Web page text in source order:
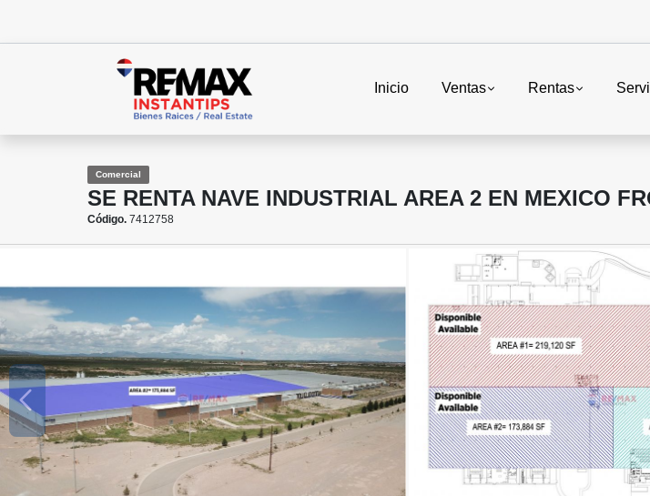
Inicio Ventas Rentas
Comercial
SE RENTA NAVE INDUSTRIAL AREA 2 EN MEXICO
Código. 7412758